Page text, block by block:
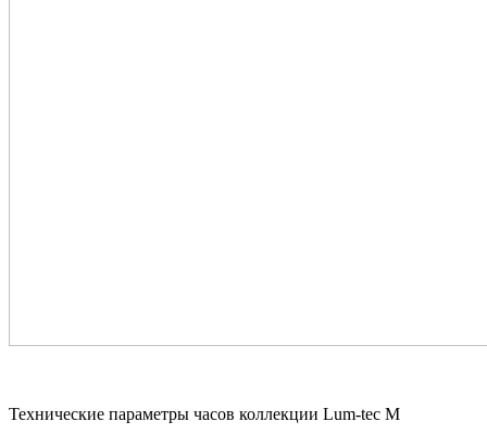
Технические параметры часов коллекции Lum-tec M